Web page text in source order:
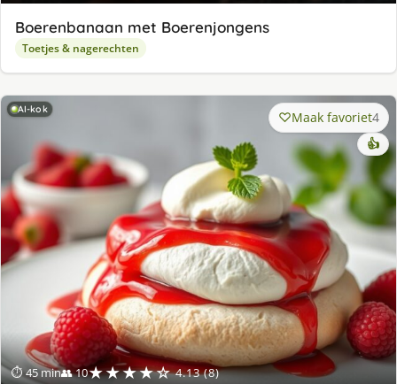
Boerenbanaan met Boerenjongens
Toetjes & nagerechten
AI-kok
⏱ 45 min👥 10★★★★☆ 4.13 (8)
Maak favoriet4
👍